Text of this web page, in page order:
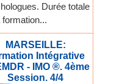
Durée totale
formation...
MARSEILLE:
Intégrative
- IMO ®. 4ème
Session. 4/4